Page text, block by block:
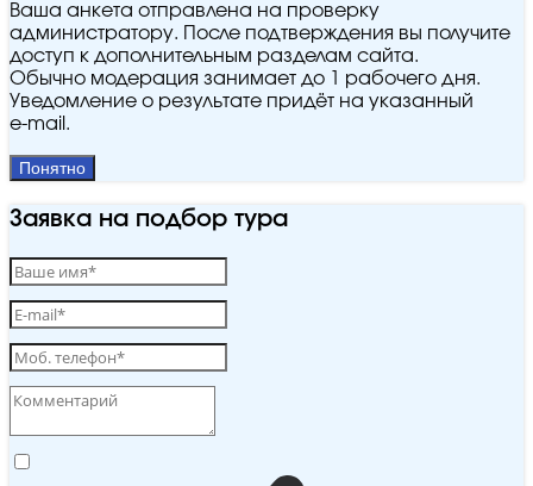
Ваша анкета отправлена на проверку
администратору. После подтверждения вы получите
доступ к дополнительным разделам сайта.
Обычно модерация занимает до 1 рабочего дня.
Уведомление о результате придёт на указанный
e‑mail.
Понятно
Заявка на подбор тура